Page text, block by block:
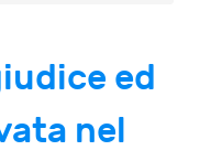
ed
nel